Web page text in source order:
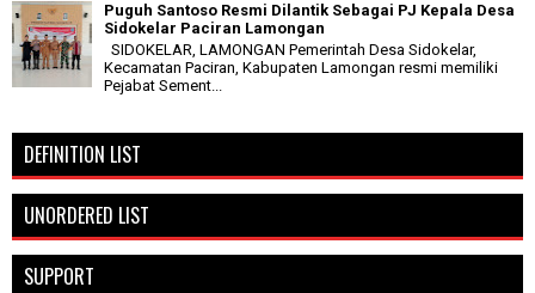
Puguh Santoso Resmi Dilantik Sebagai PJ Kepala Desa
Sidokelar Paciran Lamongan
SIDOKELAR, LAMONGAN Pemerintah Desa Sidokelar,
Kecamatan Paciran, Kabupaten Lamongan resmi memiliki
Pejabat Sement...
DEFINITION LIST
UNORDERED LIST
SUPPORT